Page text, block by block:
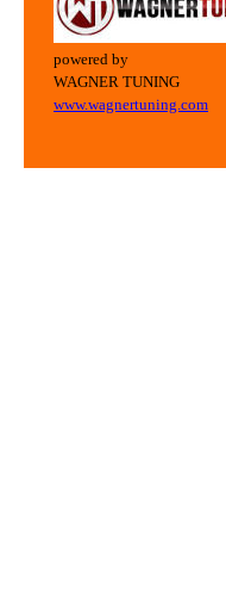
powered by
WAGNER TUNING
www.wagnertuning.com